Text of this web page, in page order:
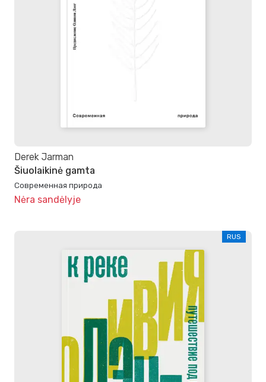
Derek Jarman
Šiuolaikinė gamta
Современная природа
Nėra sandėlyje
RUS